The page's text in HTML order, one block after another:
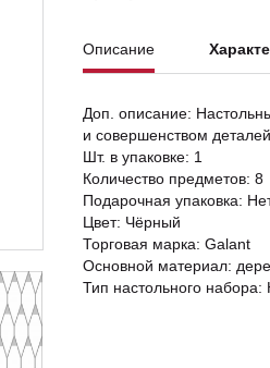
Описание
Доп. описание:
и совершенством
Шт. в упаковке: 1
Количество предметов: 8
Подарочная упаковка:
Цвет: Чёрный
Торговая марка: Galant
Основной материал:
Тип настольного